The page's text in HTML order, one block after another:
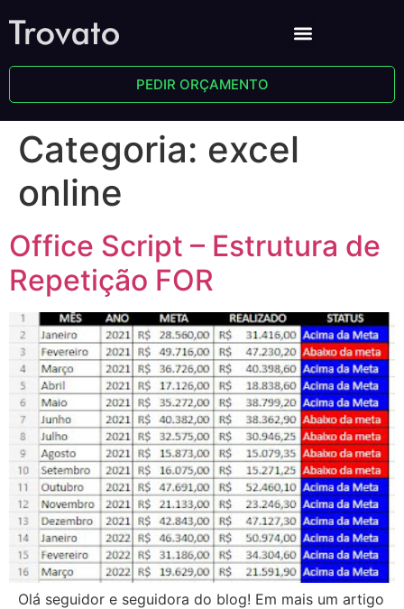
PEDIR ORÇAMENTO
Categoria: excel
online
Office Script – Estrutura de
Repetição FOR
Olá seguidor e seguidora do blog! Em mais um artigo